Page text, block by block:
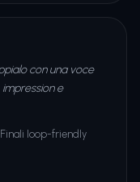
con una voce
e
loop-friendly